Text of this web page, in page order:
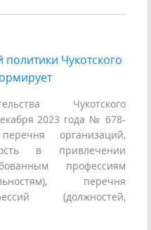
Чукотского
Чукотского
2023 года № 678-
организаций,
в привлечении
профессиям
перечня
(должностей,